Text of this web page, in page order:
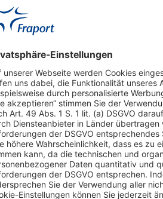
Online einkaufen & buchen